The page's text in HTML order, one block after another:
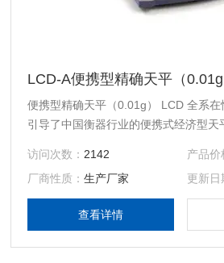
LCD-A便携型精确天平（0.01g
便携型精确天平（0.01g） LCD 全系在性能价格比层面上，
引导了中国衡器行业的便携式经济型天
位，让你赢得更高的产品定价主动性。
访问次数： 2142 产品价
厂商性质：生产厂家 更新日
查看详情